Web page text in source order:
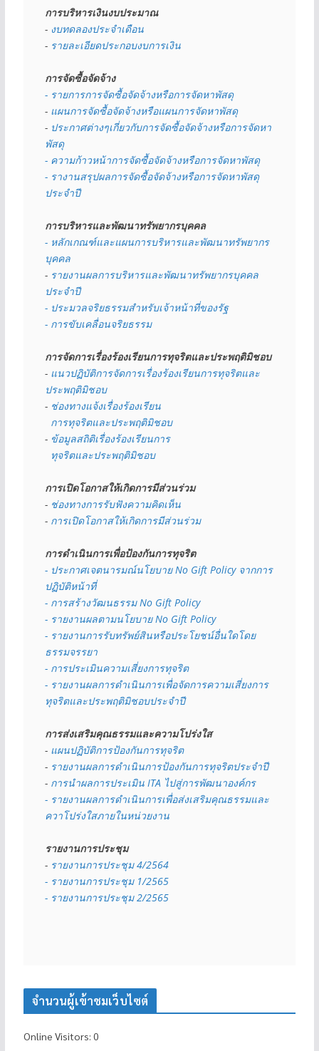
การบริหารเงินงบประมาณ
- งบทดลองประจำเดือน
- รายละเอียดประกอบงบการเงิน
การจัดซื้อจัดจ้าง
- รายการการจัดซื้อจัดจ้างหรือการจัดหาพัสดุ
- แผนการจัดซื้อจัดจ้างหรือแผนการจัดหาพัสดุ
- ประกาศต่างๆเกี่ยวกับการจัดซื้อจัดจ้างหรือการจัดหา
พัสดุ
- ความก้าวหน้าการจัดซื้อจัดจ้างหรือการจัดหาพัสดุ
- รางานสรุปผลการจัดซื้อจัดจ้างหรือการจัดหาพัสดุ
ประจำปี
การบริหารและพัฒนาทรัพยากรบุคคล
- หลักเกณฑ์และแผนการบริหารและพัฒนาทรัพยากร
บุคคล
- รายงานผลการบริหารและพัฒนาทรัพยากรบุคคล
ประจำปี
- ประมวลจริยธรรมสำหรับเจ้าหน้าที่ของรัฐ
- การขับเคลื่อนจริยธรรม
การจัดการเรื่องร้องเรียนการทุจริตและประพฤติมิชอบ
- แนวปฏิบัติการจัดการเรื่องร้องเรียนการทุจริตและ
ประพฤติมิชอบ
- ช่องทางแจ้งเรื่องร้องเรียน
  การทุจริตและประพฤติมิชอบ
- ข้อมูลสถิติเรื่องร้องเรียนการ
  ทุจริตและประพฤติมิชอบ
การเปิดโอกาสให้เกิดการมีส่วนร่วม
- ช่องทางการรับฟังความคิดเห็น
- การเปิดโอกาสให้เกิดการมีส่วนร่วม
การดำเนินการเพื่อป้องกันการทุจริต
- ประกาศเจตนารมณ์นโยบาย No Gift Policy จากการ
ปฏิบัติหน้าที่
- การสร้างวัฒนธรรม No Gift Policy
- รายงานผลตามนโยบาย No Gift Policy
- รายงานการรับทรัพย์สินหรือประโยชน์อื่นใดโดย
ธรรมจรรยา
- การประเมินความเสี่ยงการทุจริต
- รายงานผลการดำเนินการเพื่อจัดการความเสี่ยงการ
ทุจริตและประพฤติมิชอบประจำปี
การส่งเสริมคุณธรรมและความโปร่งใส
- แผนปฏิบัติการป้องกันการทุจริต
- รายงานผลการดำเนินการป้องกันการทุจริตประจำปี
- การนำผลการประเมิน ITA ไปสู่การพัฒนาองค์กร
- รายงานผลการดำเนินการเพื่อส่งเสริมคุณธรรมและ
ควาโปร่งใสภายในหน่วยงาน
รายงานการประชุม
- รายงานการประชุม 4/2564
- รายงานการประชุม 1/2565
- รายงานการประชุม 2/2565
จำนวนผู้เข้าชมเว็บไซต์
Online Visitors: 0